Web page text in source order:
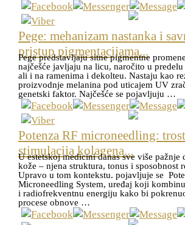
Pege: mehanizam nastanka i
pristup pigmentacijama...
Pege predstavljaju sitne pigmentne
najčešće javljaju na licu, naročito u predelu
ali i na ramenima i dekolteu. Nastaju kao
proizvodnje melanina pod uticajem UV
genetski faktor. Najčešće se pojavljuju …
Potenza RF microneedling:
stimulacija kolagena...
U estetskoj medicini danas sve više pažnje
kože – njena struktura, tonus i sposobnost
Upravo u tom kontekstu. pojavljuje se
Microneedling System, uređaj koji
i radiofrekventnu energiju kako bi
procese obnove …